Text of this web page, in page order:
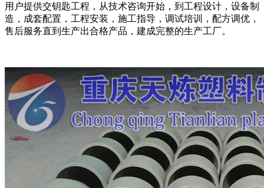
用户提供交钥匙工程，从技术咨询开始，到工程设计，设备制
造，成套配置，工程安装，施工指导，调试培训，配方调优，
售后服务直到生产出合格产品，建成完整的生产工厂。